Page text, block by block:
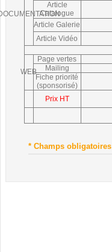
Article
Catalogue
Article Galerie
Article Vidéo
WEB
Page vertes
Mailing
Fiche priorité
(sponsorisé)
Prix HT
* Champs obligatoires